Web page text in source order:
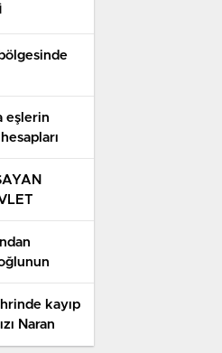
eşlerin
VAR MI ?
kayıp
Naran